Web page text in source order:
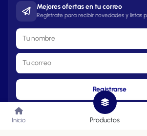
Mejores ofertas en tu correo
Regístrate para recibir novedades y listas
Registrarse
Inicio Productos